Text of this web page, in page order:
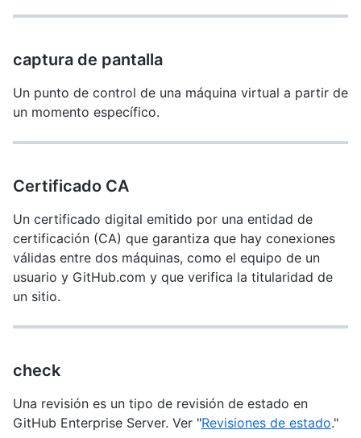
captura de pantalla
Un punto de control de una máquina virtual a partir de
un momento específico.
Certificado CA
Un certificado digital emitido por una entidad de
certificación (CA) que garantiza que hay conexiones
válidas entre dos máquinas, como el equipo de un
usuario y GitHub.com y que verifica la titularidad de
un sitio.
check
Una revisión es un tipo de revisión de estado en
GitHub Enterprise Server. Ver "Revisiones de estado."